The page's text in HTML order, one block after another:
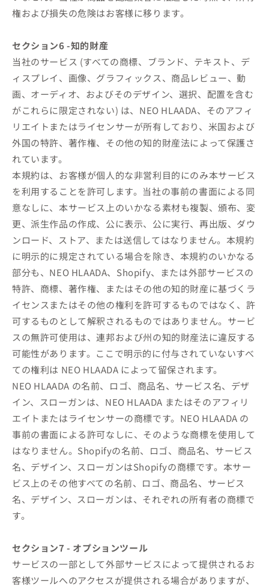
権および損失の危険はお客様に移ります。
セクション6 -知的財産
当社のサービス (すべての商標、ブランド、テキスト、デ
ィスプレイ、画像、グラフィックス、商品レビュー、動
画、オーディオ、およびそのデザイン、選択、配置を含む
がこれらに限定されない) は、NEO HLAADA、そのアフィ
リエイトまたはライセンサーが所有しており、米国および
外国の特許、著作権、その他の知的財産法によって保護さ
れています。
本規約は、お客様が個人的な非営利目的にのみ本サービス
を利用することを許可します。当社の事前の書面による同
意なしに、本サービス上のいかなる素材も複製、頒布、変
更、派生作品の作成、公に表示、公に実行、再出版、ダウ
ンロード、ストア、または送信してはなりません。本規約
に明示的に規定されている場合を除き、本規約のいかなる
部分も、NEO HLAADA、Shopify、または外部サービスの
特許、商標、著作権、またはその他の知的財産に基づくラ
イセンスまたはその他の権利を許可するものではなく、許
可するものとして解釈されるものではありません。サービ
スの無許可使用は、連邦および州の知的財産法に違反する
可能性があります。ここで明示的に付与されていないすべ
ての権利は NEO HLAADA によって留保されます。
NEO HLAADA の名前、ロゴ、商品名、サービス名、デザ
イン、スローガンは、NEO HLAADA またはそのアフィリ
エイトまたはライセンサーの商標です。NEO HLAADA の
事前の書面による許可なしに、そのような商標を使用して
はなりません。Shopifyの名前、ロゴ、商品名、サービス
名、デザイン、スローガンはShopifyの商標です。本サー
ビス上のその他すべての名前、ロゴ、商品名、サービス
名、デザイン、スローガンは、それぞれの所有者の商標で
す。
セクション7 - オプションツール
サービスの一部として外部サービスによって提供されるお
客様ツールへのアクセスが提供される場合がありますが、